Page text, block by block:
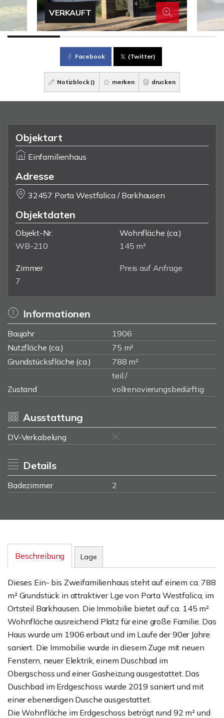
VERKAUFT
Facebook (Twitter)
Notizblock () merken drucken
Objektart
Einfamilienhaus
Adresse
32457 Porta Westfalica / Barkhausen
Objektdaten
Objekt-Nr.
WB-210
Wohnfläche (ca.)
145 m²
Zimmer
7
Preis auf Anfrage
Informationen
Baujahr
1906
Nutzfläche (ca.)
75 m²
Grundstücksfläche (ca.)
788 m²
Zustand
teil /
vollrenovierungsbedürftig
Ausstattung
DV-Verkabelung
Details
Badezimmer 2
Beschreibung Lage
Dieses Ein- bis Zweifamilienhaus steht auf einem ca. 788
m² Grundstück in attraktiver Lge von Porta Westfalica, im
Ortsteil Barkhausen. Die Immobilie bietet auf ca. 145 m²
Wohnfläche ausreichend Platz für eine große Familie. Das
Haus wurde um 1906 erbaut und im Laufe der 90er Jahre
saniert. Die Immobilie wurde in diesem Zuge mit neuen
Fenstern, neuer Elektrik, einem Duschbad im
Obergschoss und einer Gasheizung ausgestattet. Das
Duschbad im Erdgeschoss wurde 2019 saniert und mit
einer ebenerdigen Dusche ausgestattet.
Die Wohnfläche im Erdgeschoss beträgt rund 92 m² und